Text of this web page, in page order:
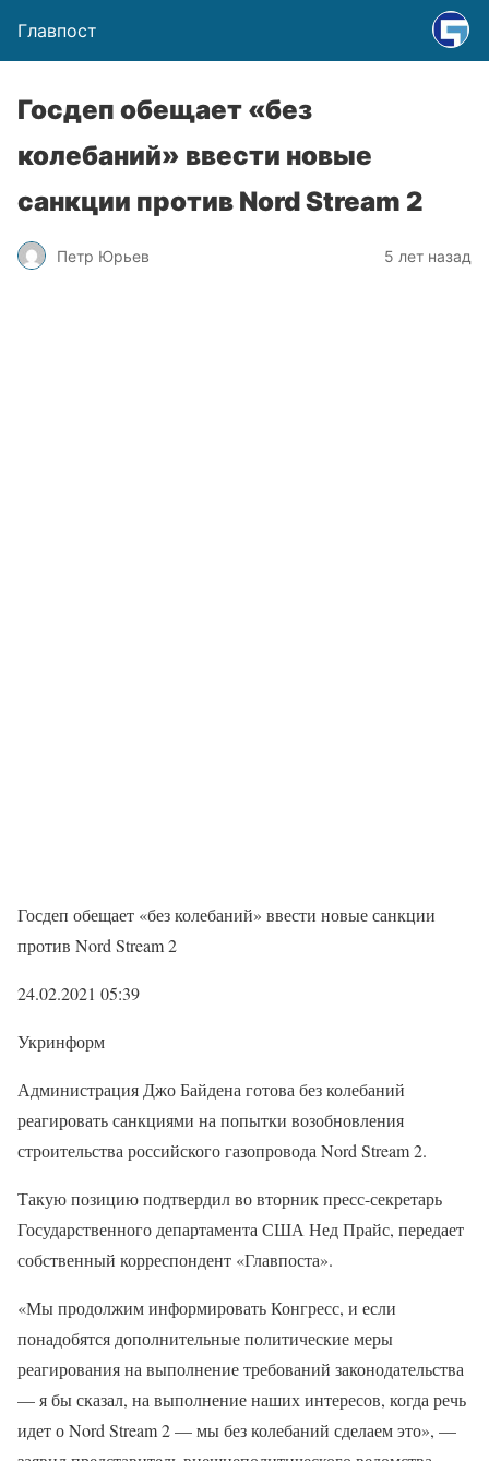
Главпост
Госдеп обещает «без
колебаний» ввести новые
санкции против Nord Stream 2
Петр Юрьев 5 лет назад
Госдеп обещает «без колебаний» ввести новые санкции
против Nord Stream 2
24.02.2021 05:39
Укринформ
Администрация Джо Байдена готова без колебаний
реагировать санкциями на попытки возобновления
строительства российского газопровода Nord Stream 2.
Такую позицию подтвердил во вторник пресс-секретарь
Государственного департамента США Нед Прайс, передает
собственный корреспондент «Главпоста».
«Мы продолжим информировать Конгресс, и если
понадобятся дополнительные политические меры
реагирования на выполнение требований законодательства
— я бы сказал, на выполнение наших интересов, когда речь
идет о Nord Stream 2 — мы без колебаний сделаем это», —